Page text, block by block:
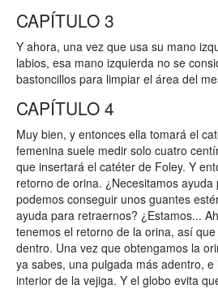
CAPÍTULO 3
Y ahora, una vez que usa su mano
labios, esa mano izquierda no se
bastoncillos para limpiar el área del
CAPÍTULO 4
Muy bien, y entonces ella tomará el
femenina suele medir solo cuatro
que insertará el catéter de Foley. Y
retorno de orina. ¿Necesitamos
podemos conseguir unos guantes
ayuda para retraernos? ¿Estamos...
tenemos el retorno de la orina, así
dentro. Una vez que obtengamos la
ya sabes, una pulgada más adentro,
interior de la vejiga. Y el globo evita